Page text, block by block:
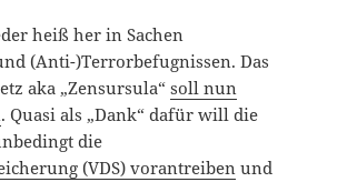
heiß her in Sachen
(Anti-)Terrorbefugnissen. Das
aka „Zensursula“soll nun
. Quasi als „Dank“ dafür will die
die
(VDS) vorantreiben und